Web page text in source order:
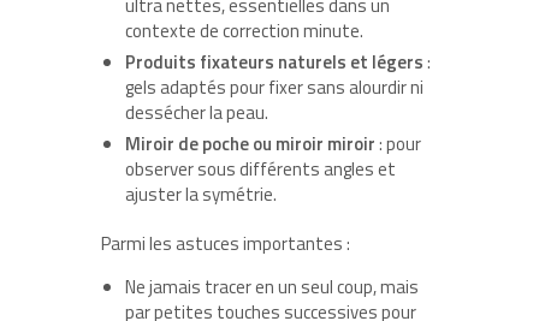
ultra nettes, essentielles dans un
contexte de correction minute.
Produits fixateurs naturels et légers:
gels adaptés pour fixer sans alourdir ni
dessécher la peau.
Miroir de poche ou miroir miroir: pour
observer sous différents angles et
ajuster la symétrie.
Parmi les astuces importantes :
Ne jamais tracer en un seul coup, mais
par petites touches successives pour